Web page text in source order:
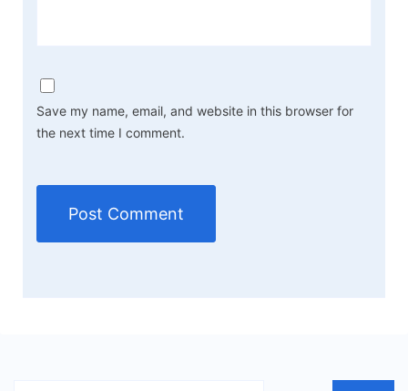
Save my name, email, and website in this browser for
the next time I comment.